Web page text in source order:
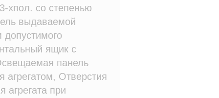
хпол. со степенью
выдаваемой
ящик с
панель
агрегатом, Отверстия
агрегата при